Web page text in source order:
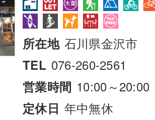
所在地 石川県金沢市
TEL 076-260-2561
営業時間 10:00～20:00
定休日 年中無休